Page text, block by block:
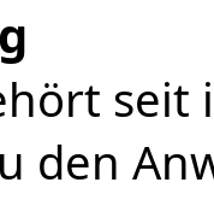
den